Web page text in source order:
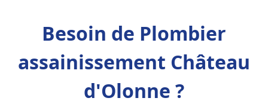
Besoin de Plombier
assainissement Château
d'Olonne ?